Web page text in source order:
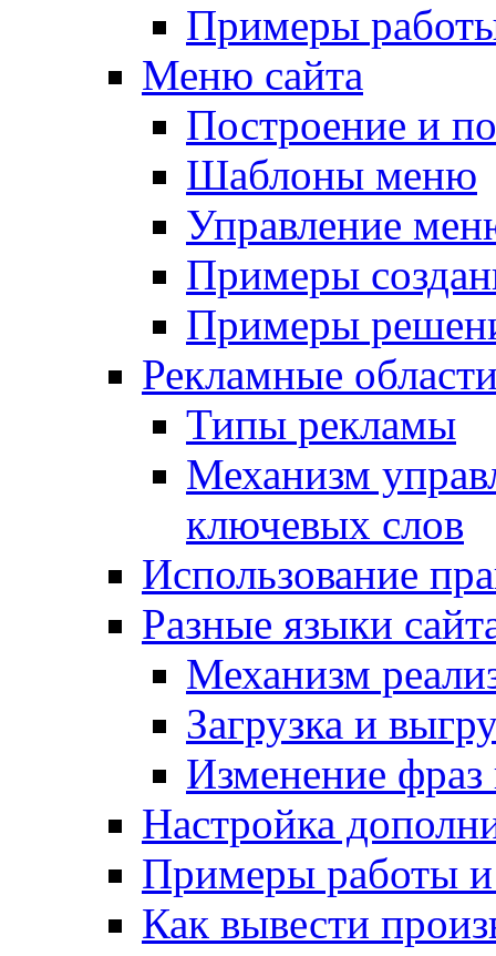
Примеры
Меню сайта
Построение и
Шаблоны меню
Управление
Примеры
Примеры
Рекламные
Типы рекламы
Механизм
ключевых слов
Использование
Разные языки
Механизм
Загрузка и
Изменение
Настройка
Примеры работы
Как вывести